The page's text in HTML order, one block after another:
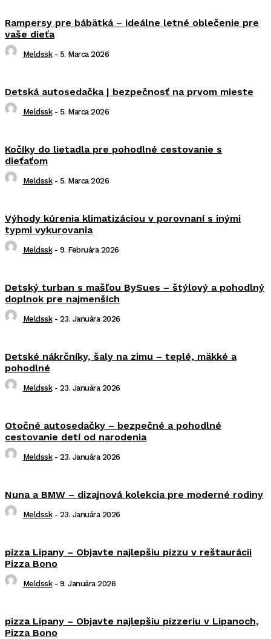
Rampersy pre bábätká – ideálne letné oblečenie pre
vaše dieťa
Meldssk - 5. Marca 2026
Detská autosedačka | bezpečnosť na prvom mieste
Meldssk - 5. Marca 2026
Kočíky do lietadla pre pohodlné cestovanie s
dieťaťom
Meldssk - 5. Marca 2026
Výhody kúrenia klimatizáciou v porovnaní s inými
typmi vykurovania
Meldssk - 9. Februára 2026
Detský turban s mašľou BySues – štýlový a pohodlný
doplnok pre najmenších
Meldssk - 23. Januára 2026
Detské nákrčníky, šaly na zimu – teplé, mäkké a
pohodlné
Meldssk - 23. Januára 2026
Otočné autosedačky – bezpečné a pohodlné
cestovanie detí od narodenia
Meldssk - 23. Januára 2026
Nuna a BMW – dizajnová kolekcia pre moderné rodiny
Meldssk - 23. Januára 2026
pizza Lipany – Objavte najlepšiu pizzu v reštaurácii
Pizza Bono
Meldssk - 9. Januára 2026
pizza Lipany – Objavte najlepšiu pizzeriu v Lipanoch,
Pizza Bono